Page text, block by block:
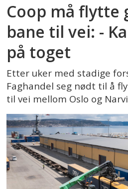
Coop må flytte
bane til vei: -
på toget
Etter uker med stadige
Faghandel seg nødt til å
til vei mellom Oslo og